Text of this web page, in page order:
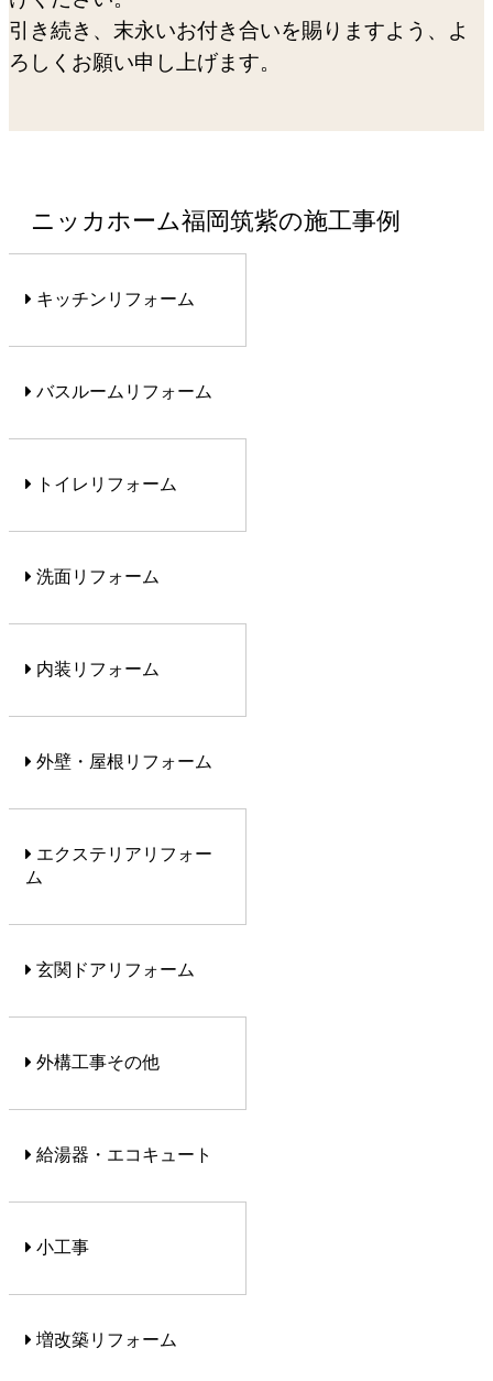
引き続き、末永いお付き合いを賜りますよう、よ
ろしくお願い申し上げます。
ニッカホーム福岡筑紫の施工事例
キッチンリフォーム
バスルームリフォーム
トイレリフォーム
洗面リフォーム
内装リフォーム
外壁・屋根リフォーム
エクステリアリフォー
ム
玄関ドアリフォーム
外構工事その他
給湯器・エコキュート
小工事
増改築リフォーム